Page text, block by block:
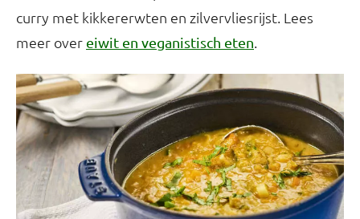
curry met kikkererwten en zilvervliesrijst. Lees
meer over eiwit en veganistisch eten.